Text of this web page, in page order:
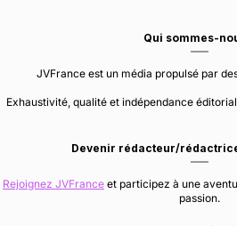
Qui sommes-
JVFrance est un média propulsé par
Exhaustivité, qualité et indépendance
Devenir rédacteur/
Rejoignez JVFrance et participez à une
passion.